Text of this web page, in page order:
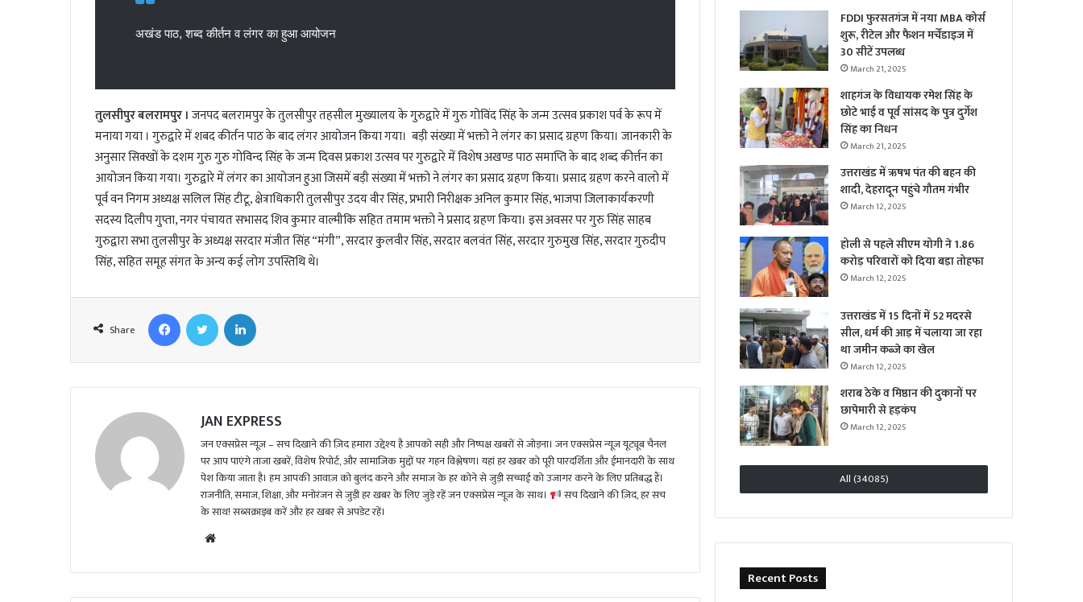
l
अखंड पाठ, शब्द कीर्तन व लंगर का हुआ आयोजन
तुलसीपुर बलरामपुर । जनपद बलरामपुर के तुलसीपुर तहसील मुख्यालय के गुरुद्वारे में गुरु गोविंद सिंह के जन्म उत्सव प्रकाश पर्व के रूप में
मनाया गया । गुरुद्वारे में शबद कीर्तन पाठ के बाद लंगर आयोजन किया गया। बड़ी संख्या में भक्तो ने लंगर का प्रसाद ग्रहण किया। जानकारी के
अनुसार सिक्खों के दशम गुरु गुरु गोविन्द सिंह के जन्म दिवस प्रकाश उत्सव पर गुरुद्वारे में विशेष अखण्ड पाठ समाप्ति के बाद शब्द कीर्त्तन का
आयोजन किया गया। गुरुद्वारे में लंगर का आयोजन हुआ जिसमें बड़ी संख्या में भक्तो ने लंगर का प्रसाद ग्रहण किया। प्रसाद ग्रहण करने वालो में
पूर्व वन निगम अध्यक्ष सलिल सिंह टीटू, क्षेत्राधिकारी तुलसीपुर उदय वीर सिंह, प्रभारी निरीक्षक अनिल कुमार सिंह, भाजपा जिलाकार्यकरणी
सदस्य दिलीप गुप्ता, नगर पंचायत सभासद शिव कुमार वाल्मीकि सहित तमाम भक्तो ने प्रसाद ग्रहण किया। इस अवसर पर गुरु सिंह साहब
गुरुद्वारा सभा तुलसीपुर के अध्यक्ष सरदार मंजीत सिंह “मंगी”, सरदार कुलवीर सिंह, सरदार बलवंत सिंह, सरदार गुरुमुख सिंह, सरदार गुरुदीप
सिंह, सहित समूह संगत के अन्य कई लोग उपस्तिथि थे।
Share
JAN EXPRESS
जन एक्सप्रेस न्यूज़ – सच दिखाने की ज़िद हमारा उद्देश्य है आपको सही और निष्पक्ष खबरों से जोड़ना। जन एक्सप्रेस न्यूज़ यूट्यूब चैनल
पर आप पाएंगे ताजा खबरें, विशेष रिपोर्ट, और सामाजिक मुद्दों पर गहन विश्लेषण। यहां हर खबर को पूरी पारदर्शिता और ईमानदारी के साथ
पेश किया जाता है। हम आपकी आवाज़ को बुलंद करने और समाज के हर कोने से जुड़ी सच्चाई को उजागर करने के लिए प्रतिबद्ध हैं।
राजनीति, समाज, शिक्षा, और मनोरंजन से जुड़ी हर खबर के लिए जुड़े रहें जन एक्सप्रेस न्यूज़ के साथ।
सच दिखाने की ज़िद, हर सच
के साथ! सब्सक्राइब करें और हर खबर से अपडेट रहें।
te
FDDI फुरसतगंज में नया MBA कोर्स
शुरू, रीटेल और फैशन मर्चेंडाइज में
30 सीटें उपलब्ध
March 21, 2025
शाहगंज के विधायक रमेश सिंह के
छोटे भाई व पूर्व सांसद के पुत्र दुर्गेश
सिंह का निधन
March 21, 2025
उत्तराखंड में ऋषभ पंत की बहन की
शादी, देहरादून पहुंचे गौतम गंभीर
March 12, 2025
होली से पहले सीएम योगी ने 1.86
करोड़ परिवारों को दिया बड़ा तोहफा
March 12, 2025
उत्तराखंड में 15 दिनों में 52 मदरसे
सील, धर्म की आड़ में चलाया जा रहा
था जमीन कब्जे का खेल
March 12, 2025
शराब ठेके व मिष्ठान की दुकानों पर
छापेमारी से हड़कंप
March 12, 2025
All (34085)
Recent Posts